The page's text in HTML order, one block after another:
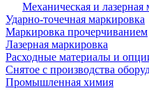
Механическая и
Ударно-точечная маркировка
Маркировка прочерчиванием
Лазерная маркировка
Расходные материалы и
Снятое с производства
Промышленная химия